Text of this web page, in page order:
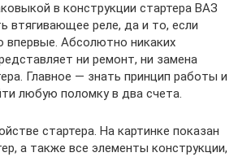
в конструкции стартера ВАЗ
втягивающее реле, да и то, если
впервые. Абсолютно никаких
ни ремонт, ни замена
Главное — знать принцип работы и
любую поломку в два счета.
стартера. На картинке показан
а также все элементы конструкции,